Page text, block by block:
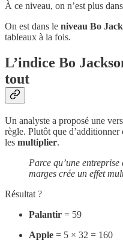
À ce niveau, on n’est plus
On est dans le niveau Bo
tableaux à la fois.
L’indice Bo
tout
Un analyste a proposé une
règle. Plutôt que d’additionner
les multiplier.
Parce qu’une
marges crée un effet
Résultat ?
Palantir = 59
Apple = 5 × 32 = 160